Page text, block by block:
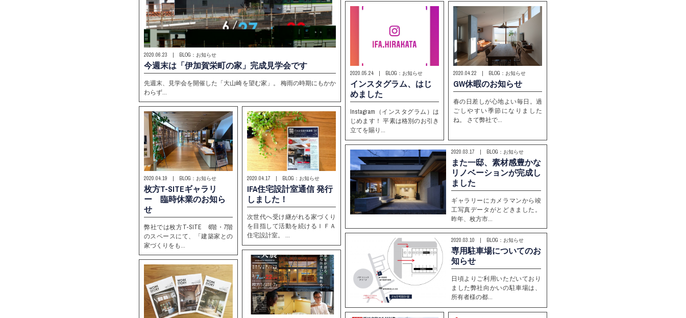
2020.06.23 | BLOG：お知らせ
今週末は「伊加賀栄町の家」完成見学会です
先週末、見学会を開催した「大山崎を望む家」。 梅雨の時期にもかか
わらず…
2020.05.24 | BLOG：お知らせ
インスタグラム、はじ
めました
Instagram（インスタグラム）は
じめます！ 平素は格別のお引き
立てを賜り…
2020.04.22 | BLOG：お知らせ
GW休暇のお知らせ
春の日差しが心地よい毎日。過
ごしやすい季節になりました
ね。 さて弊社で…
2020.04.19 | BLOG：お知らせ
枚方T-SITEギャラリ
ー 臨時休業のお知ら
せ
弊社では枚方T-SITE 6階・7階
のスペースにて、「建築家との
家づくりをも…
2020.04.17 | BLOG：お知らせ
IFA住宅設計室通信 発行
しました！
次世代へ受け継がれる家づくり
を目指して活動を続けるＩＦＡ
住宅設計室。 …
2020.03.17 | BLOG：お知らせ
また一邸、素材感豊かな
リノベーションが完成し
ました
ギャラリーにカメラマンから竣
工写真データがとどきました。
昨年、枚方市…
2020.03.10 | BLOG：お知らせ
専用駐車場についてのお
知らせ
日頃よりご利用いただいており
ました弊社向かいの駐車場は、
所有者様の都…